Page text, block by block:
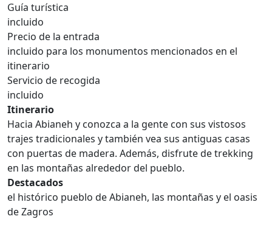
Guía turística
incluido
Precio de la entrada
incluido para los monumentos mencionados en el
itinerario
Servicio de recogida
incluido
Itinerario
Hacia Abianeh y conozca a la gente con sus vistosos
trajes tradicionales y también vea sus antiguas casas
con puertas de madera. Además, disfrute de trekking
en las montañas alrededor del pueblo.
Destacados
el histórico pueblo de Abianeh, las montañas y el oasis
de Zagros